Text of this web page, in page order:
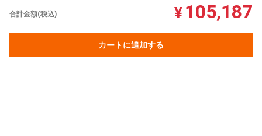
合計金額(税込) ¥ 105,187
カートに追加する